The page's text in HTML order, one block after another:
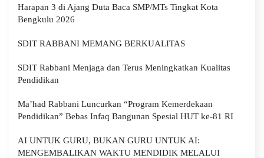
Harapan 3 di Ajang Duta Baca SMP/MTs Tingkat Kota
Bengkulu 2026
SDIT RABBANI MEMANG BERKUALITAS
SDIT Rabbani Menjaga dan Terus Meningkatkan Kualitas
Pendidikan
Ma’had Rabbani Luncurkan “Program Kemerdekaan
Pendidikan” Bebas Infaq Bangunan Spesial HUT ke-81 RI
AI UNTUK GURU, BUKAN GURU UNTUK AI:
MENGEMBALIKAN WAKTU MENDIDIK MELALUI